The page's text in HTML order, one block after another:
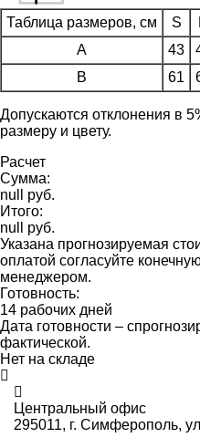
Таблица размеров, см S
A
43
B
61
Допускаются отклонения в
размеру и цвету.
Расчет
Сумма:
null руб.
Итого:
null руб.
Указана прогнозируемая
оплатой согласуйте
менеджером.
Готовность:
14 рабочих дней
Дата готовности –
фактической.
Нет на складе
Центральный офис
295011, г. Симферополь,